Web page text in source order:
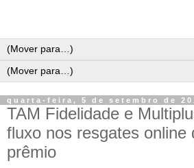
quarta-feira, 5 de setembro de
TAM Fidelidade e
fluxo nos resgates online
prêmio